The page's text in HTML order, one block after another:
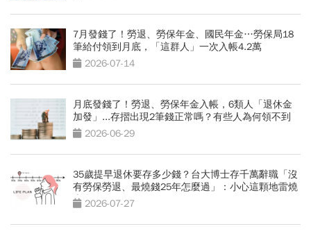
7月發錢了！勞退、勞保年金、國民年金…勞保局18
筆給付領到月底，「這群人」一次入帳4.2萬
2026-07-14
月底發錢了！勞退、勞保年金入帳，6類人「退休金
加發」...存摺出現2筆錢正常嗎？有些人為何領不到
2026-06-29
35歲提早退休要存多少錢？台大博士存千萬辭職「沒
有勞保勞退、最燒錢25年怎麼過」：小心這顆地雷燒
光存款
2026-07-27